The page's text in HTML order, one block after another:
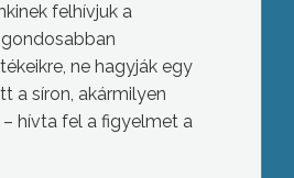
felhívjuk a
ne hagyják egy
a síron, akármilyen
hívta fel a figyelmet a